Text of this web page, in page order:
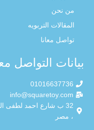
من نحن
المقالات التربويه
تواصل معانا
بيانات التواصل
01016637736
info@squaretoy.com
32 ب شارع احمد لطفى
، مصر